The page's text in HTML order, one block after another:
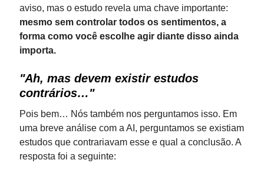
aviso, mas o estudo revela uma chave importante:
mesmo sem controlar todos os sentimentos, a
forma como você escolhe agir diante disso ainda
importa.
"Ah, mas devem existir estudos
contrários…"
Pois bem… Nós também nos perguntamos isso. Em
uma breve análise com a AI, perguntamos se existiam
estudos que contrariavam esse e qual a conclusão. A
resposta foi a seguinte: